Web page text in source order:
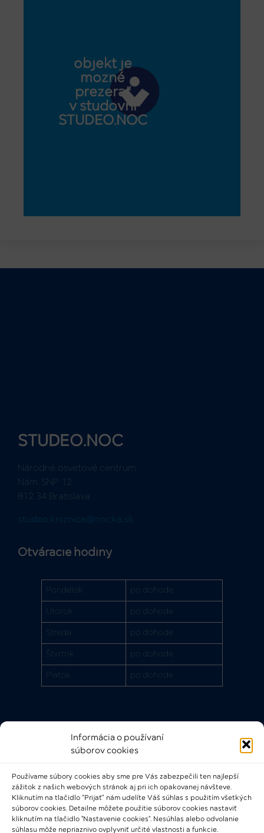
Informácia o používaní
súborov cookies
Používame súbory cookies aby sme pre Vás zabezpečili ten najlepší
zážitok z našich webových stránok aj pri ich opakovanej návšteve.
Kliknutím na tlačidlo “Prijať” nám udelíte Váš súhlas s použitím všetkých
súborov cookies. Detailne môžete použitie súborov cookies nastaviť
kliknutím na tlačidlo "Nastavenie cookies". Nesúhlas alebo odvolanie
súhlasu môže nepriaznivo ovplyvniť určité vlastnosti a funkcie.
objekt je
možné
prezerať
v študovni
STUDEO.NOC
STUDEO.NOC
Národné osvetové centrum
Nám. SNP 12
812 34 Bratislava
studeo.kniznica@nocka.sk
Otváracie hodiny
Pondelok po dohode
Utorok po dohode
Streda po dohode
Štvrtok po dohode
Piatok po dohode
Rýchle odkazy
Bádateľský poriadok
Knižničný a výpožičný poriadok
Všeobecné podmienky